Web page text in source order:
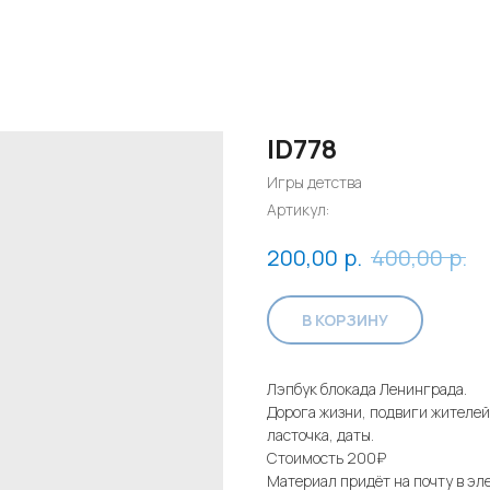
ID778
Игры детства
Артикул:
200,00 р. 400,00 р.
В КОРЗИНУ
Лэпбук блокада Ленинграда.
Дорога жизни, подвиги
ласточка, даты.
Стоимость 200₽
Материал придёт на почту в